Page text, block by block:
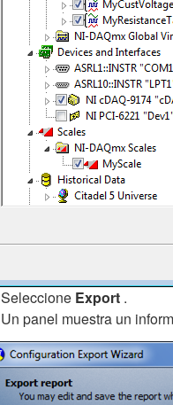
Seleccione Export .
Un panel muestra un